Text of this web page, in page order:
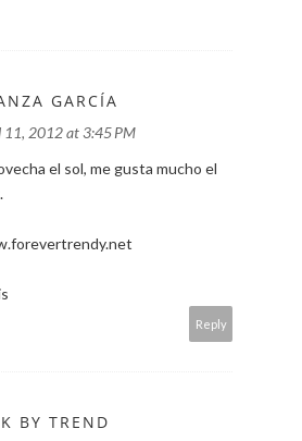
GARCÍA
11, 2012 at 3:45 PM
el sol, me gusta mucho el
Reply
BY TREND